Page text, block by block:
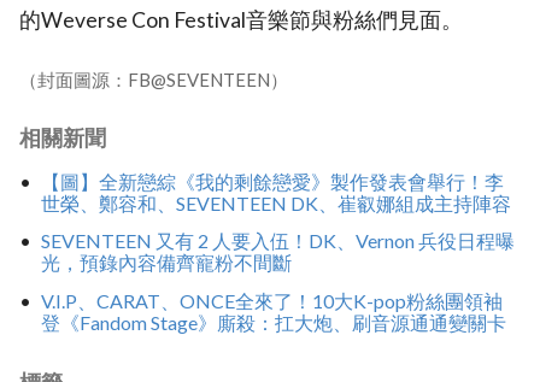
的Weverse Con Festival音樂節與粉絲們見面。
（封面圖源：FB@SEVENTEEN）
相關新聞
【圖】全新戀綜《我的剩餘戀愛》製作發表會舉行！李
世榮、鄭容和、SEVENTEEN DK、崔叡娜組成主持陣容
SEVENTEEN 又有 2 人要入伍！DK、Vernon 兵役日程曝
光，預錄內容備齊寵粉不間斷
V.I.P、CARAT、ONCE全來了！10大K-pop粉絲團領袖
登《Fandom Stage》廝殺：扛大炮、刷音源通通變關卡